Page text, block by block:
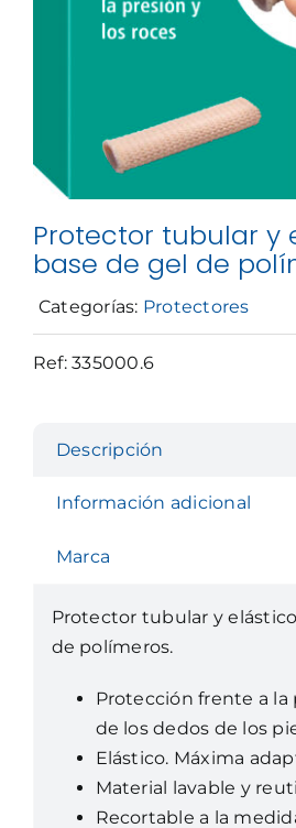
Protector tubular y
base de gel de
Categorías: Protectores
Ref:335000.6
Descripción
Información adicional
Marca
Protector tubular y
de polímeros.
Protección frente a la
de los dedos de los
Elástico. Máxima
Material lavable y
Recortable a la